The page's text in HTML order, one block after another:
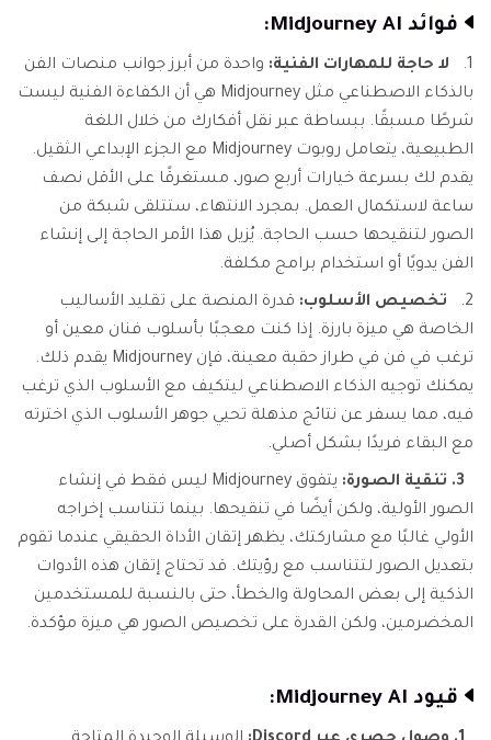
فوائد Midjourney AI:
1. لا حاجة للمهارات الفنية: واحدة من أبرز جوانب منصات الفن
بالذكاء الاصطناعي مثل Midjourney هي أن الكفاءة الفنية ليست
شرطًا مسبقًا. ببساطة عبر نقل أفكارك من خلال اللغة
الطبيعية، يتعامل روبوت Midjourney مع الجزء الإبداعي الثقيل.
يقدم لك بسرعة خيارات أربع صور، مستغرقًا على الأقل نصف
ساعة لاستكمال العمل. بمجرد الانتهاء، ستتلقى شبكة من
الصور لتنقيحها حسب الحاجة. يُزيل هذا الأمر الحاجة إلى إنشاء
الفن يدويًا أو استخدام برامج مكلفة.
2. تخصيص الأسلوب: قدرة المنصة على تقليد الأساليب
الخاصة هي ميزة بارزة. إذا كنت معجبًا بأسلوب فنان معين أو
ترغب في فن في طراز حقبة معينة، فإن Midjourney يقدم ذلك.
يمكنك توجيه الذكاء الاصطناعي ليتكيف مع الأسلوب الذي ترغب
فيه، مما يسفر عن نتائج مذهلة تحيي جوهر الأسلوب الذي اخترته
مع البقاء فريدًا بشكل أصلي.
3. تنقية الصورة:
يتفوق Midjourney ليس فقط في إنشاء
الصور الأولية، ولكن أيضًا في تنقيحها. بينما تتناسب إخراجه
الأولي غالبًا مع مشاركتك، يظهر إتقان الأداة الحقيقي عندما تقوم
بتعديل الصور لتتناسب مع رؤيتك. قد تحتاج إتقان هذه الأدوات
الذكية إلى بعض المحاولة والخطأ، حتى بالنسبة للمستخدمين
المخضرمين، ولكن القدرة على تخصيص الصور هي ميزة مؤكدة.
قيود Midjourney AI: